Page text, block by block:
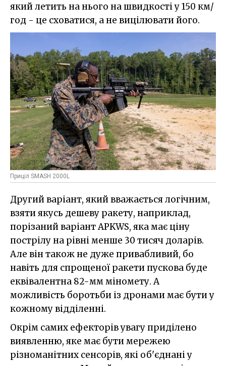
який летить на нього на швидкості у 150 км/
год - це сховатися, а не вицілювати його.
Приціл SMASH 2000L
Другий варіант, який вважається логічним,
взяти якусь дешеву ракету, наприклад,
порізаний варіант APKWS, яка має ціну
пострілу на рівні менше 30 тисяч доларів.
Але він також не дуже привабливий, бо
навіть для спрощеної ракети пускова буде
еквівалентна 82-мм міномету. А
можливість боротьби із дронами має бути у
кожному відділенні.
Окрім самих ефекторів увагу приділено
виявленню, яке має бути мережею
різноманітних сенсорів, які об'єднані у